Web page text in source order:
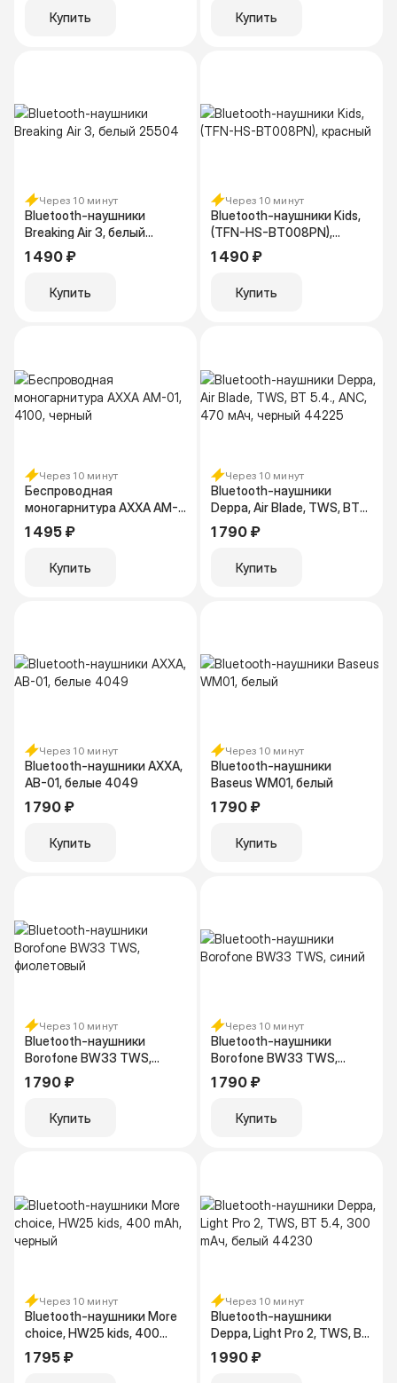
Купить Купить
Через 10 минут
Bluetooth-наушники
Breaking Air 3, белый
25504
1 490 ₽
Купить
Через 10 минут
Bluetooth-наушники Kids,
(TFN-HS-BT008PN),
красный
1 490 ₽
Купить
Через 10 минут
Беспроводная
моногарнитура AXXA AM-
01, 4100, черный
1 495 ₽
Купить
Через 10 минут
Bluetooth-наушники
Deppa, Air Blade, TWS, BT
5.4., ANC, 470 мАч, черный
44225
1 790 ₽
Купить
Через 10 минут
Bluetooth-наушники AXXA,
AB-01, белые 4049
1 790 ₽
Купить
Через 10 минут
Bluetooth-наушники
Baseus WM01, белый
1 790 ₽
Купить
Через 10 минут
Bluetooth-наушники
Borofone BW33 TWS,
фиолетовый
1 790 ₽
Купить
Через 10 минут
Bluetooth-наушники
Borofone BW33 TWS,
синий
1 790 ₽
Купить
Через 10 минут
Bluetooth-наушники More
choice, HW25 kids, 400
mAh, черный
1 795 ₽
Через 10 минут
Bluetooth-наушники
Deppa, Light Pro 2, TWS, BT
5.4, 300 mAч, белый
44230
1 990 ₽